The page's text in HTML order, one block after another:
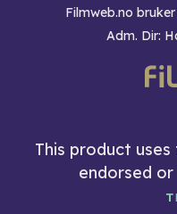
Filmweb.no bruker
Adm. Dir:
This product
endorsed